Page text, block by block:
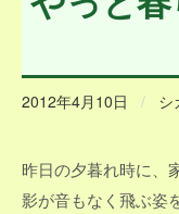
2012年4月10日 / シ
昨日の夕暮れ時に、
影が音もなく飛ぶ姿